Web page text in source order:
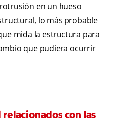
en un hueso
lo más probable
mida la estructura para
que pudiera ocurrir
con las